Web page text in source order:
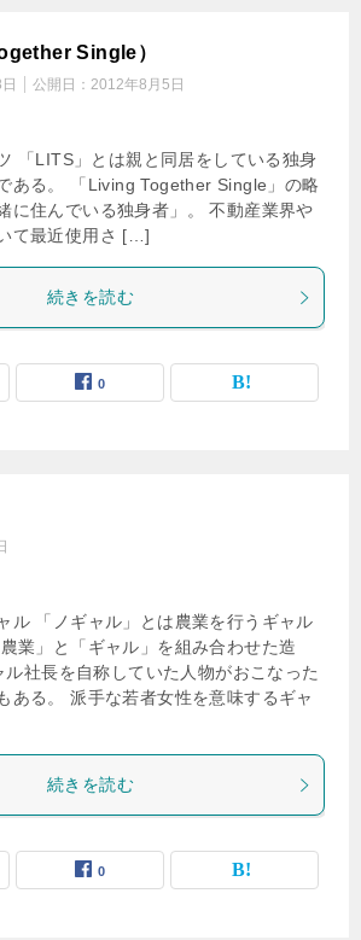
Single）
公開日： 2012年8月5日
「LITS」とは親と同居をしている独身
ある。 「Living Together Single」の略
に住んでいる独身者」。 不動産業界や
て最近使用さ […]
続きを読む
0
ル 「ノギャル」とは農業を行うギャル
業」と「ギャル」を組み合わせた造
社長を自称していた人物がおこなった
ある。 派手な若者女性を意味するギャ
続きを読む
0